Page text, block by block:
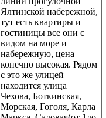
Ялтинской набережной,
тут есть квартиры и
гостиницы все они с
видом на море и
набережную, цена
конечно высокая. Рядом
с это же улицей
находится улица
Чехова, Боткинская,
Морская, Гоголя, Карла